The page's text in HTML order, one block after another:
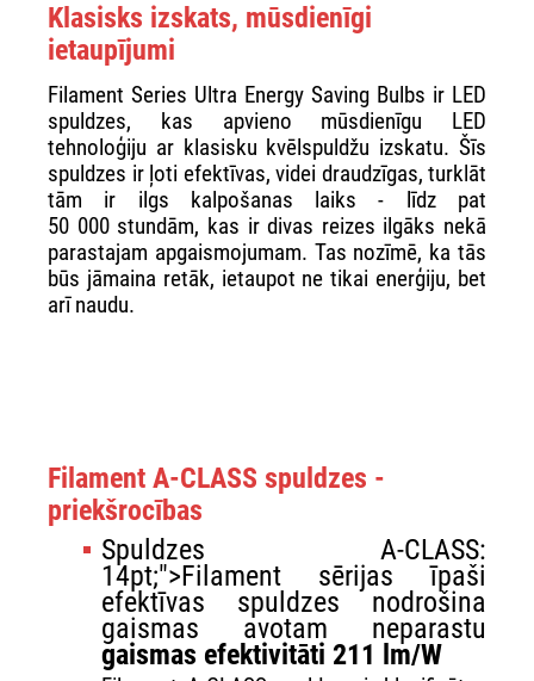
Klasisks izskats, mūsdienīgi
ietaupījumi
Filament Series Ultra Energy Saving Bulbs ir LED
spuldzes, kas apvieno mūsdienīgu LED
tehnoloģiju ar klasisku kvēlspuldžu izskatu. Šīs
spuldzes ir ļoti efektīvas, videi draudzīgas, turklāt
tām ir ilgs kalpošanas laiks - līdz pat
50 000 stundām, kas ir divas reizes ilgāks nekā
parastajam apgaismojumam. Tas nozīmē, ka tās
būs jāmaina retāk, ietaupot ne tikai enerģiju, bet
arī naudu.
Filament A-CLASS spuldzes -
priekšrocības
Spuldzes A-CLASS:
14pt;">Filament sērijas īpaši
efektīvas spuldzes nodrošina
gaismas avotam neparastu
gaismas efektivitāti 211 lm/W